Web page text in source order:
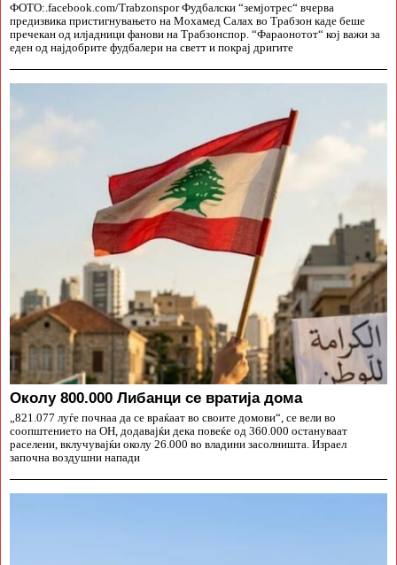
ФОТО:.facebook.com/Trabzonspor Фудбалски “земјотрес“ вчерва
предизвика пристигнувањето на Мохамед Салах во Трабзон каде беше
пречекан од илјадници фанови на Трабзонспор. “Фараонотот“ кој важи за
еден од најдобрите фудбалери на светт и покрај дригите
Околу 800.000 Либанци се вратија дома
„821.077 луѓе почнаа да се враќаат во своите домови“, се вели во
соопштението на ОН, додавајќи дека повеќе од 360.000 остануваат
раселени, вклучувајќи околу 26.000 во владини засолништа. Израел
започна воздушни напади